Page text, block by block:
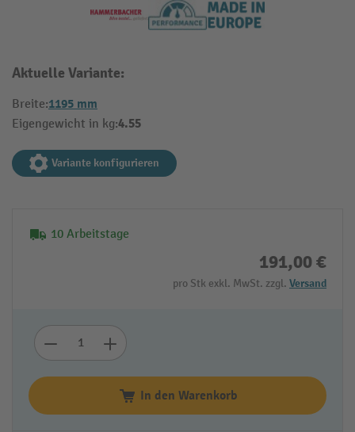
Aktuelle Variante:
Breite:1195 mm
Eigengewicht in kg:4.55
Variante konfigurieren
10 Arbeitstage
191,00 €
pro Stk exkl. MwSt. zzgl. Versand
In den Warenkorb